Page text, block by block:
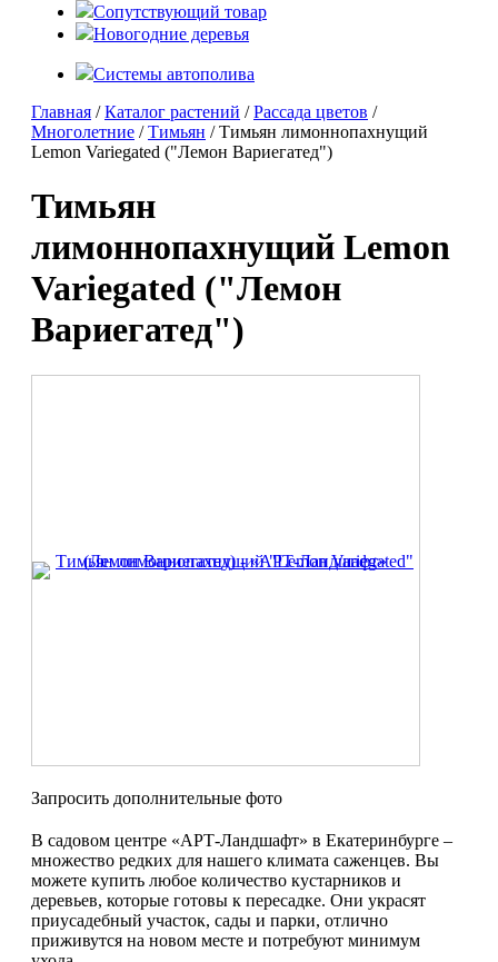
Сопутствующий товар
Новогодние деревья
Системы автополива
Главная /Каталог растений /Рассада цветов /
Многолетние /Тимьян / Тимьян лимоннопахнущий
Lemon Variegated ("Лемон Вариегатед")
Тимьян
лимоннопахнущий Lemon
Variegated ("Лемон
Вариегатед")
Запросить дополнительные фото
В садовом центре «АРТ-Ландшафт» в Екатеринбурге –
множество редких для нашего климата саженцев. Вы
можете купить любое количество кустарников и
деревьев, которые готовы к пересадке. Они украсят
приусадебный участок, сады и парки, отлично
приживутся на новом месте и потребуют минимум